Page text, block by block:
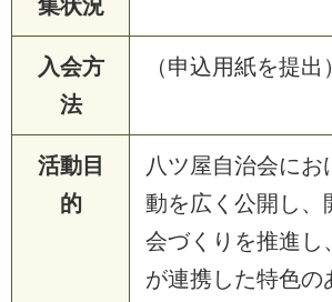
集状況
入会方
法
（申込用紙を提出）
活動目
的
八ツ屋自治会にお
動を広く公開し、
会づくりを推進し
が連携した特色の